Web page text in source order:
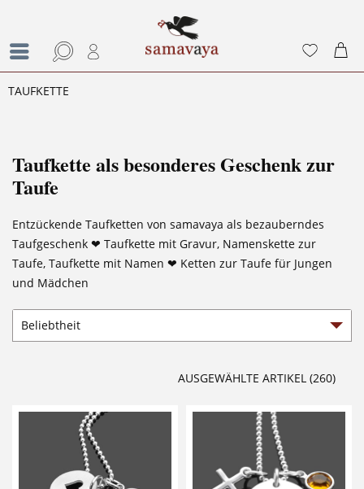
TAUFKETTE
Taufkette als besonderes Geschenk zur
Taufe
Entzückende Taufketten von samavaya als bezauberndes
Taufgeschenk ❤ Taufkette mit Gravur, Namenskette zur
Taufe, Taufkette mit Namen ❤ Ketten zur Taufe für Jungen
und Mädchen
AUSGEWÄHLTE ARTIKEL (260)